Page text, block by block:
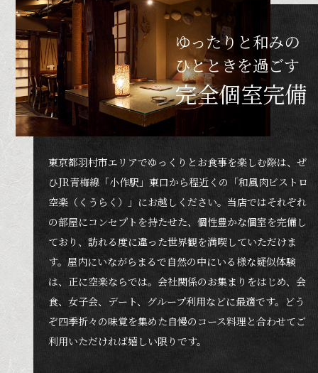
ゆったりと和みの
ひとときを過ごす
完全個室完備
東京都羽村市エリアでゆっくりとお食事を楽しむ際は、ぜ
ひJR青梅線「小作駅」東口から程近くの「和風肉ビストロ
空楽（くうらく）」にお越しください。当店ではそれぞれ
の部屋にコンセプトを持たせた、個性豊かな個室を完備し
ており、訪れる度に違った世界観を満喫していただけま
す。屋内にいながらまるで自然の中にいる様な疑似体験
は、正に空楽ならでは。会社関係のお集まりをはじめ、会
食、女子会、デート、グループ利用などに最適です。どう
ぞ四季折々の味覚を集めた自慢のコース料理と合わせてご
利用いただければ嬉しい限りです。